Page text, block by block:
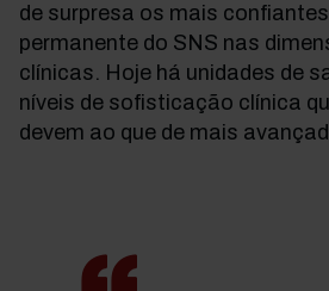
de surpresa os mais
permanente do SNS nas
clínicas. Hoje há unidades de
níveis de sofisticação clínica
devem ao que de mais